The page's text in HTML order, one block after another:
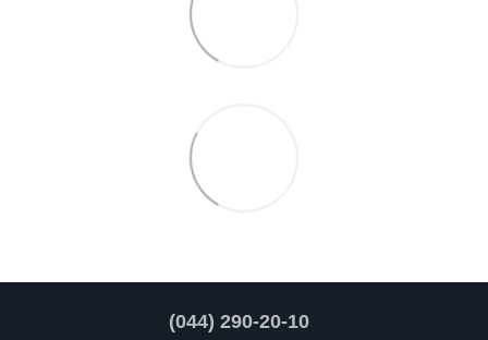
(044) 290-20-10